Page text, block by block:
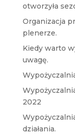
otworzyła
Organizacja
plenerze.
Kiedy warto
uwagę.
2022
działania.